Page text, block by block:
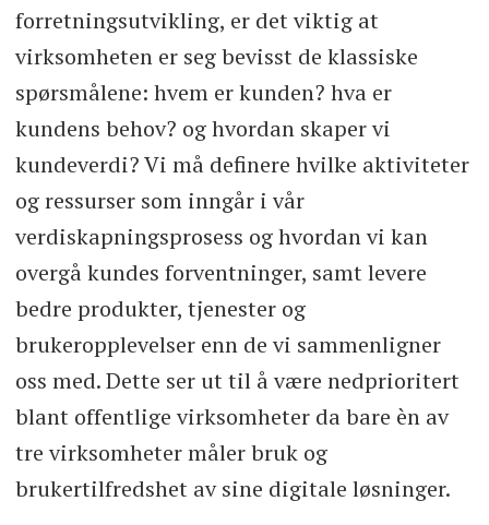
forretningsutvikling, er det viktig at
virksomheten er seg bevisst de klassiske
spørsmålene: hvem er kunden? hva er
kundens behov? og hvordan skaper vi
kundeverdi? Vi må definere hvilke aktiviteter
og ressurser som inngår i vår
verdiskapningsprosess og hvordan vi kan
overgå kundes forventninger, samt levere
bedre produkter, tjenester og
brukeropplevelser enn de vi sammenligner
oss med. Dette ser ut til å være nedprioritert
blant offentlige virksomheter da bare èn av
tre virksomheter måler bruk og
brukertilfredshet av sine digitale løsninger.